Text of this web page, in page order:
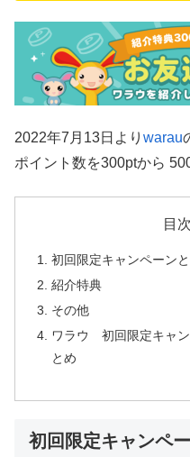
2022年7月13日より warau
ポイント数を300ptから
目次
初回限定キャンペーン
紹介特典
その他
ワラウ 初回限定キャ
とめ
初回限定キャンペ